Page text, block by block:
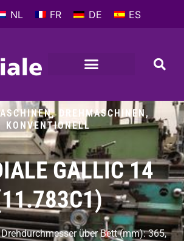
NL FR DE ES
, DREHMASCHINEN,
KONVENTIONELL
GALLIC 14
über Bett (mm): 365,